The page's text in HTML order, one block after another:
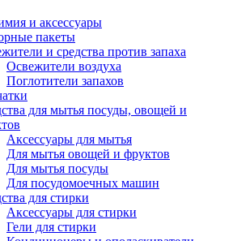
и аксессуары
пакеты
и средства против запаха
Освежители воздуха
Поглотители запахов
для мытья посуды, овощей и
Аксессуары для мытья
Для мытья овощей и фруктов
Для мытья посуды
Для посудомоечных машин
для стирки
Аксессуары для стирки
Гели для стирки